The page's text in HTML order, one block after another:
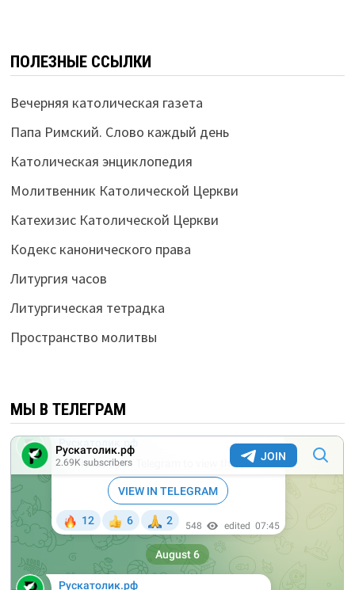
ПОЛЕЗНЫЕ ССЫЛКИ
Вечерняя католическая газета
Папа Римский. Слово каждый день
Католическая энциклопедия
Молитвенник Католической Церкви
Катехизис Католической Церкви
Кодекс канонического права
Литургия часов
Литургическая тетрадка
Пространство молитвы
МЫ В ТЕЛЕГРАМ